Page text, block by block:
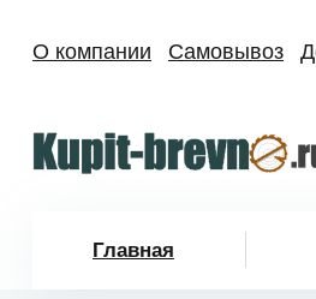
О компании Самовывоз
Главная